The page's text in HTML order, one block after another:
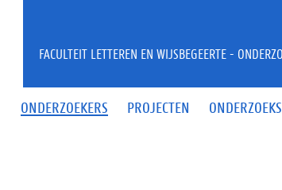
ONDERZOEKERS PROJECTEN
FACULTEIT LETTEREN EN WIJSBEGEERTE -